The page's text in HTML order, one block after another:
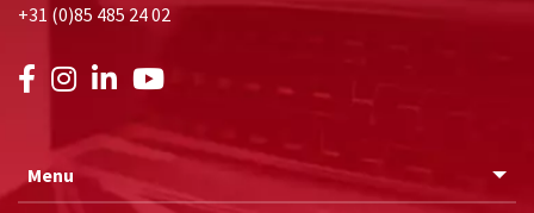
+31 (0)85 485 24 02
Menu